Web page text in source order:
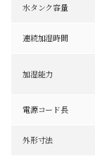
水タンク容量
連続加湿時間
加湿能力
電源コード長
外形寸法